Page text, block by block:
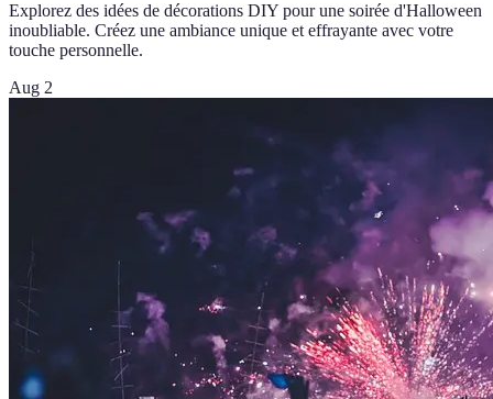
Explorez des idées de décorations DIY pour une soirée d'Halloween
inoubliable. Créez une ambiance unique et effrayante avec votre
touche personnelle.
Aug 2